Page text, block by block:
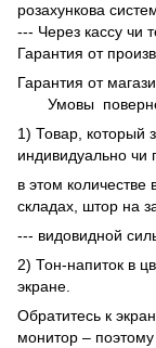
розахункова
--- Через кассу чи
Гарантия от
Гарантия от
Умовы
1) Товар, который
индивидуально чи
в этом количестве
складах, штор на
--- видовидной
2) Тон-напиток в
экране.
Обратитесь к
монитор – поэтому